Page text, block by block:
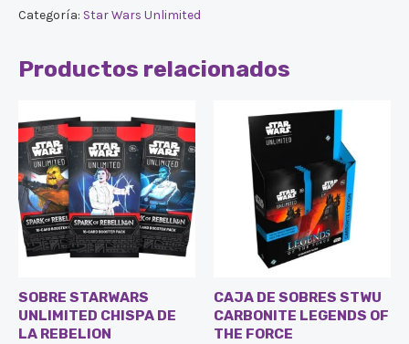
Categoría: Star Wars Unlimited
Productos relacionados
SOBRE STARWARS
UNLIMITED CHISPA DE
LA REBELION
CAJA DE SOBRES STWU
CARBONITE LEGENDS OF
THE FORCE